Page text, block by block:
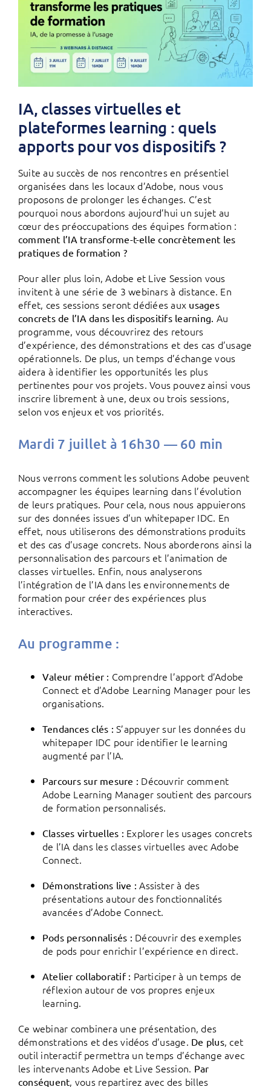
IA, classes virtuelles et
plateformes learning : quels
apports pour vos dispositifs ?
Suite au succès de nos rencontres en présentiel
organisées dans les locaux d’Adobe, nous vous
proposons de prolonger les échanges. C’est
pourquoi nous abordons aujourd’hui un sujet au
cœur des préoccupations des équipes formation :
comment l’IA transforme-t-elle concrètement les
pratiques de formation ?
Pour aller plus loin, Adobe et Live Session vous
invitent à une série de 3 webinars à distance. En
effet, ces sessions seront dédiées aux usages
concrets de l’IA dans les dispositifs learning. Au
programme, vous découvrirez des retours
d’expérience, des démonstrations et des cas d’usage
opérationnels. De plus, un temps d’échange vous
aidera à identifier les opportunités les plus
pertinentes pour vos projets. Vous pouvez ainsi vous
inscrire librement à une, deux ou trois sessions,
selon vos enjeux et vos priorités.
Mardi 7 juillet à 16h30 — 60 min
Nous verrons comment les solutions Adobe peuvent
accompagner les équipes learning dans l’évolution
de leurs pratiques. Pour cela, nous nous appuierons
sur des données issues d’un whitepaper IDC. En
effet, nous utiliserons des démonstrations produits
et des cas d’usage concrets. Nous aborderons ainsi la
personnalisation des parcours et l’animation de
classes virtuelles. Enfin, nous analyserons
l’intégration de l’IA dans les environnements de
formation pour créer des expériences plus
interactives.
Au programme :
Valeur métier : Comprendre l’apport d’Adobe
Connect et d’Adobe Learning Manager pour les
organisations.
Tendances clés : S’appuyer sur les données du
whitepaper IDC pour identifier le learning
augmenté par l’IA.
Parcours sur mesure : Découvrir comment
Adobe Learning Manager soutient des parcours
de formation personnalisés.
Classes virtuelles : Explorer les usages concrets
de l’IA dans les classes virtuelles avec Adobe
Connect.
Démonstrations live : Assister à des
présentations autour des fonctionnalités
avancées d’Adobe Connect.
Pods personnalisés : Découvrir des exemples
de pods pour enrichir l’expérience en direct.
Atelier collaboratif : Participer à un temps de
réflexion autour de vos propres enjeux
learning.
Ce webinar combinera une présentation, des
démonstrations et des vidéos d’usage. De plus, cet
outil interactif permettra un temps d’échange avec
les intervenants Adobe et Live Session. Par
conséquent, vous repartirez avec des billes